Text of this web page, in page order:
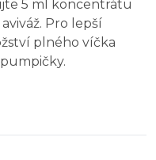
5 ml koncentrátu
Pro lepší
plného víčka